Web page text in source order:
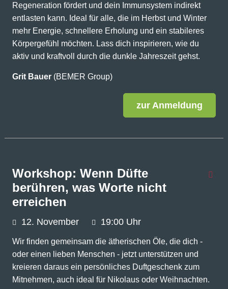
Regeneration fördert und dein Immunsystem indirekt
entlasten kann. Ideal für alle, die im Herbst und Winter
mehr Energie, schnellere Erholung und ein stabileres
Körpergefühl möchten. Lass dich inspirieren, wie du
aktiv und kraftvoll durch die dunkle Jahreszeit gehst.
Grit Bauer (BEMER Group)
zur Anmeldung
Workshop: Wenn Düfte
berühren, was Worte nicht
erreichen
12. November 19:00 Uhr
Wir finden gemeinsam die ätherischen Öle, die dich -
oder einen lieben Menschen - jetzt unterstützen und
kreieren daraus ein persönliches Duftgeschenk zum
Mitnehmen, auch ideal für Nikolaus oder Weihnachten.